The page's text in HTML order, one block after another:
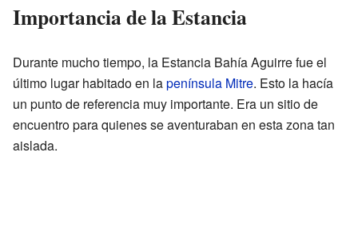
Importancia de la Estancia
Durante mucho tiempo, la Estancia Bahía Aguirre fue el
último lugar habitado en lapenínsula Mitre. Esto la hacía
un punto de referencia muy importante. Era un sitio de
encuentro para quienes se aventuraban en esta zona tan
aislada.